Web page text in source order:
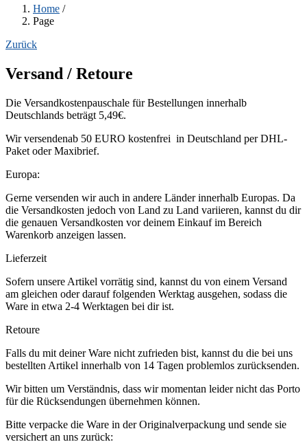
Home /
Page
Zurück
Versand / Retoure
Die Versandkostenpauschale für Bestellungen innerhalb
Deutschlands beträgt 5,49€.
Wir versendenab 50 EURO kostenfrei in Deutschland per DHL-
Paket oder Maxibrief.
Europa:
Gerne versenden wir auch in andere Länder innerhalb Europas. Da
die Versandkosten jedoch von Land zu Land variieren, kannst du dir
die genauen Versandkosten vor deinem Einkauf im Bereich
Warenkorb anzeigen lassen.
Lieferzeit
Sofern unsere Artikel vorrätig sind, kannst du von einem Versand
am gleichen oder darauf folgenden Werktag ausgehen, sodass die
Ware in etwa 2-4 Werktagen bei dir ist.
Retoure
Falls du mit deiner Ware nicht zufrieden bist, kannst du die bei uns
bestellten Artikel innerhalb von 14 Tagen problemlos zurücksenden.
Wir bitten um Verständnis, dass wir momentan leider nicht das Porto
für die Rücksendungen übernehmen können.
Bitte verpacke die Ware in der Originalverpackung und sende sie
versichert an uns zurück: